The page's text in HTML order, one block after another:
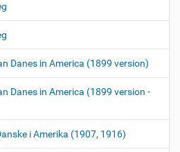
Danes in America (1899 version)
Danes in America (1899 version -
i Amerika (1907, 1916)